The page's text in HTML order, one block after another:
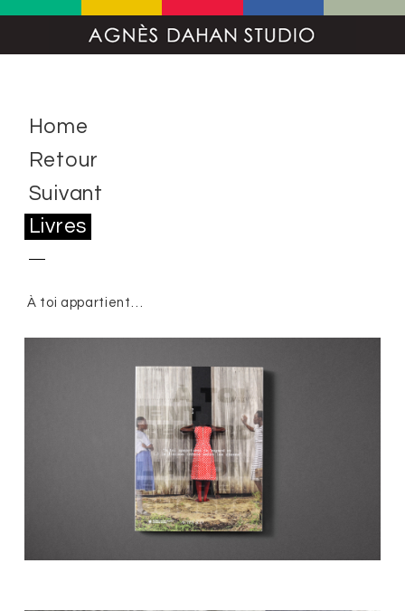
Home
Retour
Suivant
Livres
À toi appartient…